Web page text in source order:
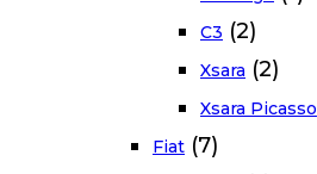
C3 (2)
Xsara (2)
Xsara Picasso
Fiat (7)